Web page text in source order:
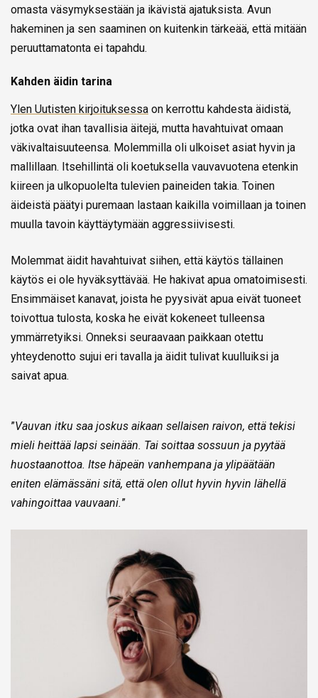
omasta väsymyksestään ja ikävistä ajatuksista. Avun
hakeminen ja sen saaminen on kuitenkin tärkeää, että mitään
peruuttamatonta ei tapahdu.
Kahden äidin tarina
Ylen Uutisten kirjoituksessa on kerrottu kahdesta äidistä,
jotka ovat ihan tavallisia äitejä, mutta havahtuivat omaan
väkivaltaisuuteensa. Molemmilla oli ulkoiset asiat hyvin ja
mallillaan. Itsehillintä oli koetuksella vauvavuotena etenkin
kiireen ja ulkopuolelta tulevien paineiden takia. Toinen
äideistä päätyi puremaan lastaan kaikilla voimillaan ja toinen
muulla tavoin käyttäytymään aggressiivisesti.
Molemmat äidit havahtuivat siihen, että käytös tällainen
käytös ei ole hyväksyttävää. He hakivat apua omatoimisesti.
Ensimmäiset kanavat, joista he pyysivät apua eivät tuoneet
toivottua tulosta, koska he eivät kokeneet tulleensa
ymmärretyiksi. Onneksi seuraavaan paikkaan otettu
yhteydenotto sujui eri tavalla ja äidit tulivat kuulluiksi ja
saivat apua.
”Vauvan itku saa joskus aikaan sellaisen raivon, että tekisi
mieli heittää lapsi seinään. Tai soittaa sossuun ja pyytää
huostaanottoa. Itse häpeän vanhempana ja ylipäätään
eniten elämässäni sitä, että olen ollut hyvin hyvin lähellä
vahingoittaa vauvaani.”